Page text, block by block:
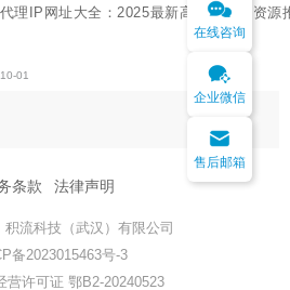
条款 法律声明
流科技（武汉）有限公司
备2023015463号-3
营许可证 鄂B2-20240523
在线咨询
企业微信
售后邮箱